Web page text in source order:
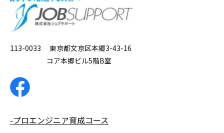
113-0033 東京都文京区本郷3-43-16
コア本郷ビル5階B室
-プロエンジニア育成コース